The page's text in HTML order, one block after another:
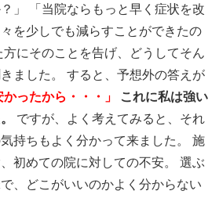
」 「当院ならもっと早く症状を改
を少しでも減らすことができたの
にそのことを告げ、どうしてそん
ました。 すると、予想外の答えが
かったから・・・」
これに私は強い
ですが、よく考えてみると、それ
持ちもよく分かって来ました。 施
初めての院に対しての不安。 選ぶ
、どこがいいのかよく分からない